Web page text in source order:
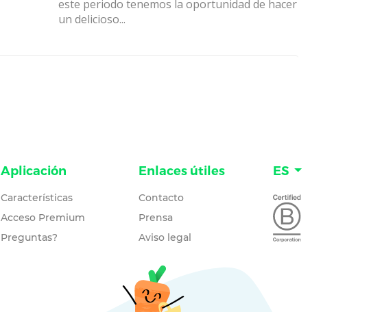
este periodo tenemos la oportunidad de hacer
un delicioso...
Aplicación
Características
Acceso Premium
Preguntas?
Enlaces útiles
Contacto
Prensa
Aviso legal
ES